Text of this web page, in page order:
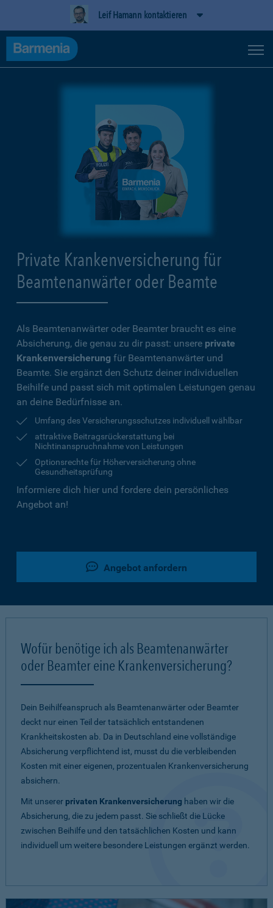
Leif Hamann kontaktieren
Private Krankenversicherung für
Beamtenanwärter oder Beamte
Als Beamtenanwärter oder Beamter braucht es eine
Absicherung, die genau zu dir passt: unsere private
Krankenversicherung für Beamtenanwärter und
Beamte. Sie ergänzt den Schutz deiner individuellen
Beihilfe und passt sich mit optimalen Leistungen genau
an deine Bedürfnisse an.
Umfang des Versicherungsschutzes individuell wählbar
attraktive Beitragsrückerstattung bei
Nichtinanspruchnahme von Leistungen
Optionsrechte für Höherversicherung ohne
Gesundheitsprüfung
Informiere dich hier und fordere dein persönliches
Angebot an!
Angebot anfordern
Wofür benötige ich als Beamtenanwärter
oder Beamter eine Krankenversicherung?
Dein Beihilfeanspruch als Beamtenanwärter oder Beamter
deckt nur einen Teil der tatsächlich entstandenen
Krankheitskosten ab. Da in Deutschland eine vollständige
Absicherung verpflichtend ist, musst du die verbleibenden
Kosten mit einer eigenen, prozentualen Krankenversicherung
absichern.
Mit unserer privaten Krankenversicherung haben wir die
Absicherung, die zu jedem passt. Sie schließt die Lücke
zwischen Beihilfe und den tatsächlichen Kosten und kann
individuell um weitere besondere Leistungen ergänzt werden.